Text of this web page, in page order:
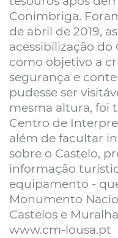
Conimbriga.
de abril de 2019,
acessibilização
como objetivo a
segurança e
pudesse ser
mesma altura, foi
Centro de
além de facultar
sobre o Castelo,
informação
equipamento -
Monumento
Castelos e
www.cm-lousa.pt